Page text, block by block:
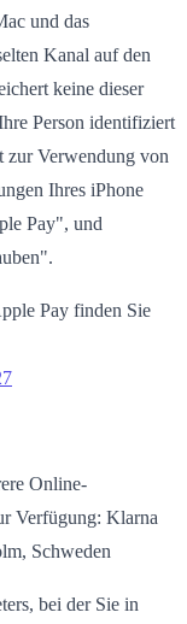
und das
Kanal auf den
keine dieser
Person identifiziert
zur Verwendung von
Ihres iPhone
Pay", und
Pay finden Sie
Online-
Verfügung: Klarna
Schweden
bei der Sie in